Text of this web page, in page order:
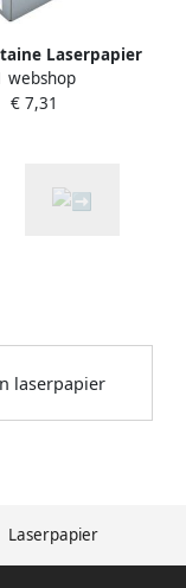
Laserpapier
Laserpapier
80gr wit 500 vel
webshop
€ 7,31
laserpapier